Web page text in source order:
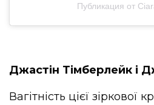
Публикация от
Джастін Тімберлейк і
Вагітність цієї зіркової